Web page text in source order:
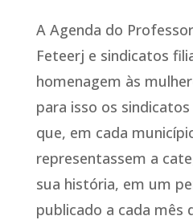
A Agenda do
Feteerj e sindicatos
homenagem às
para isso os
que, em cada
representassem a
sua história, em um
publicado a cada mês